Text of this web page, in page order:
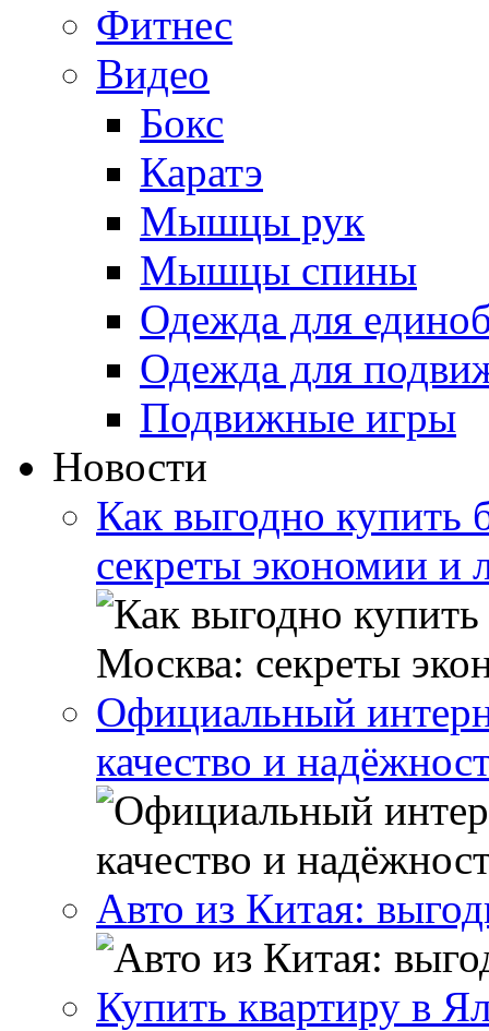
Фитнес
Видео
Бокс
Каратэ
Мышцы рук
Мышцы спины
Одежда для
Одежда для
Подвижные игры
Новости
Как выгодно купить
секреты экономии и
Официальный
качество и
Авто из Китая:
Купить квартиру в